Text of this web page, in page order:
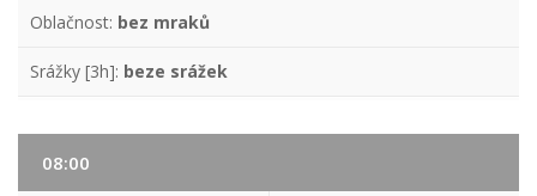
Oblačnost: bez mraků
Srážky [3h]: beze srážek
08:00